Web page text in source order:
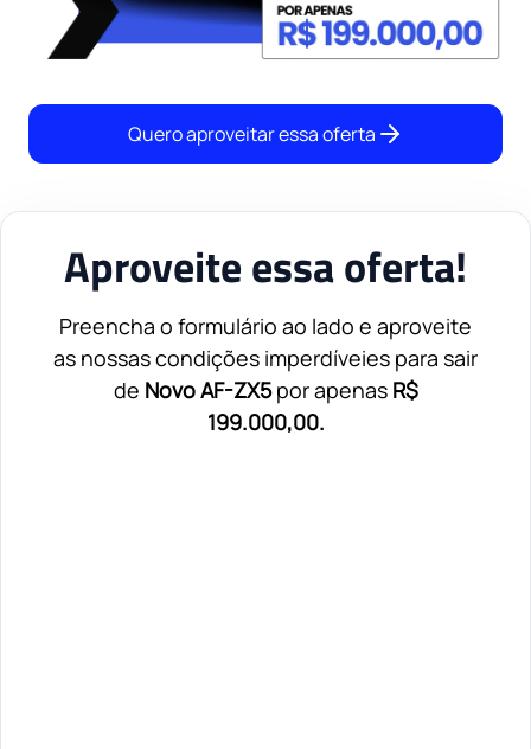
Quero aproveitar essa oferta
Aproveite essa oferta!
Preencha o formulário ao lado e aproveite
as nossas condições imperdíveies para sair
de Novo AF-ZX5por apenas R$
199.000,00.